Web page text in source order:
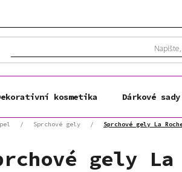
kosmetika Dárkové sady
/ Sprchové gely / Sprchové gely La
gely La